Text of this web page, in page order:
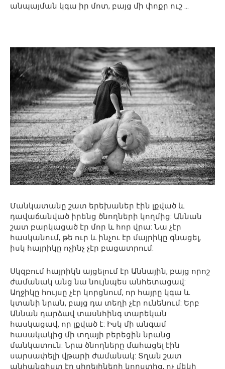
անպայման կգա իր մոտ, բայց մի փոքր ուշ …
Մանկատանը շատ երեխաներ էին լքված և
դավաճանված իրենց ծնողների կողմից: Աննան
շատ բարկացած էր մոր և հոր վրա: Նա չէր
հասկանում, թե ուր և ինչու էր մայրիկը գնացել,
իսկ հայրիկը ոչինչ չէր բացատրում:
Սկզբում հայրիկն այցելում էր Աննային, բայց որոշ
ժամանակ անց նա նույնպես անհետացավ:
Աղջիկը հույսը չէր կորցնում, որ հայրը կգա և
կտանի նրան, բայց դա տեղի չէր ունենում: Երբ
Աննան դարձավ տասնհինգ տարեկան
հասկացավ, որ լքված է: Իսկ մի անգամ
հասակակից մի տղայի բերեցին նրանց
մանկատուն: Նրա ծնողները մահացել էին
սարսափելի վթարի ժամանակ: Տղան շատ
անհանգիստ էր սիրելիների կորստից, ոչ մեկի